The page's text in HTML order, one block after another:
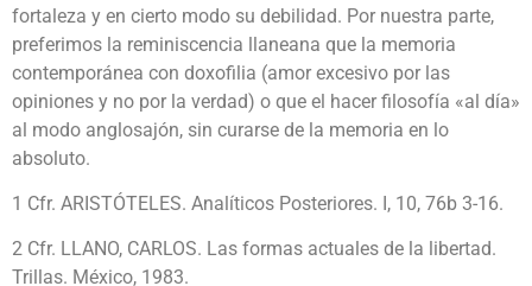
fortaleza y en cierto modo su debilidad. Por nuestra parte,
preferimos la reminiscencia llaneana que la memoria
contemporánea con doxofilia (amor excesivo por las
opiniones y no por la verdad) o que el hacer filosofía «al día»
al modo anglosajón, sin curarse de la memoria en lo
absoluto.
1 Cfr. ARISTÓTELES. Analíticos Posteriores. I, 10, 76b 3-16.
2 Cfr. LLANO, CARLOS. Las formas actuales de la libertad.
Trillas. México, 1983.